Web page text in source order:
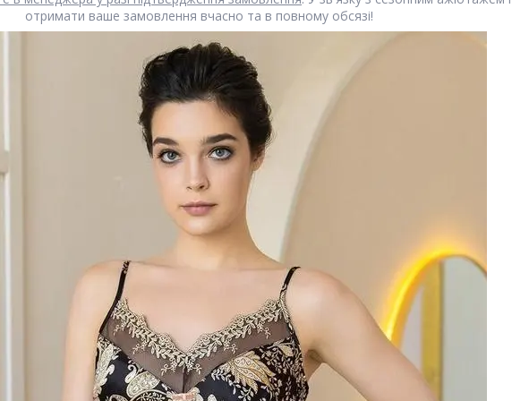
отримати ваше замовлення вчасно та в повному обсязі!